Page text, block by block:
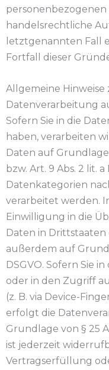
personenbezogenen
handelsrechtliche
letztgenannten Fall
Fortfall dieser
Allgemeine
Datenverarbeitung
Sofern Sie in die
haben, verarbeiten
Daten auf Grundlage
bzw. Art. 9 Abs. 2 lit.
Datenkategorien
verarbeitet werden.
Einwilligung in die
Daten in
außerdem auf
DSGVO. Sofern Sie
oder in den Zugriff
(z. B. via Device-
erfolgt die
Grundlage von § 25
ist jederzeit
Vertragserfüllung